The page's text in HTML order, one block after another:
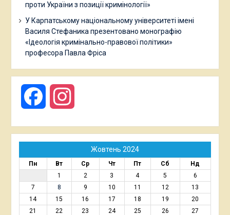
проти України з позиції кримінології»
У Карпатському національному університеті імені
Василя Стефаника презентовано монографію
«Ідеологія кримінально-правової політики»
професора Павла Фріса
Facebook
Жовтень 2024
Пн Вт Ср Чт Пт Сб
Нд
1
2 3 4 5
6
7
8 9 10 11 12
13
14
15 16 17 18 19
20
21
22 23 24 25 26
27